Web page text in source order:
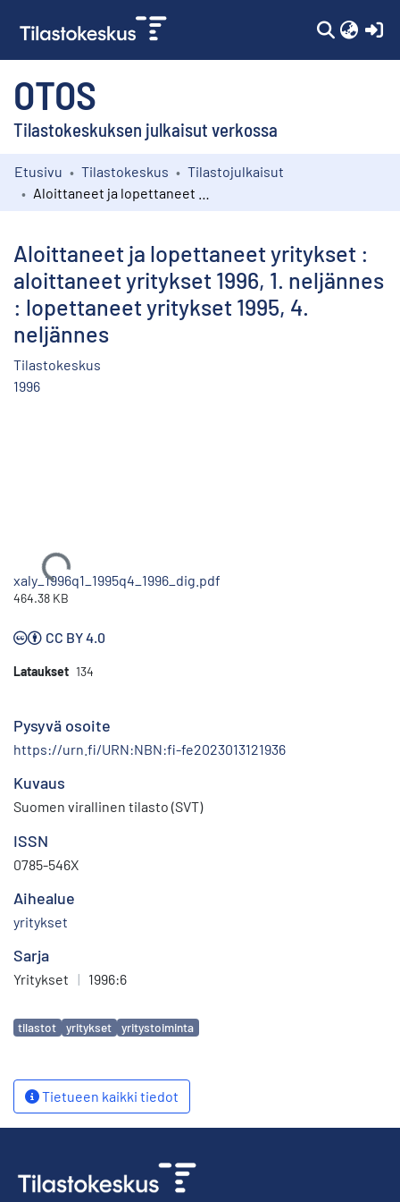
OTOS
Tilastokeskuksen julkaisut verkossa
Kokoelmat
Etusivu Tilastokeskus
Tilastojulkaisut
Aloittaneet ja lopettaneet yritykset :
aloittaneet yritykset 1996, 1. neljännes
: lopettaneet yritykset 1995, 4.
neljännes
Tilastokeskus
1996
Ladataan...
xaly_1996q1_1995q4_1996_dig.pdf
464.38 KB
CC BY 4.0
Lataukset 134
Pysyvä osoite
https://urn.fi/URN:NBN:fi-fe2023013121936
Kuvaus
Suomen virallinen tilasto (SVT)
ISSN
0785-546X
Aihealue
yritykset
Sarja
Yritykset | 1996:6
Avainsanat
tilastot yritykset yritystoiminta
Tietueen kaikki tiedot